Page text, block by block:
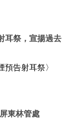
耳祭，宣揚過去
預告射耳祭〉
東林管處